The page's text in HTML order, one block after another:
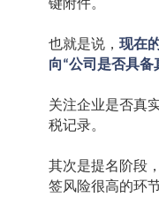
键附件。
也就是说， 现在
向“公司是否具备
关注企业是否真
税记录。
其次是提名阶段
签风险很高的环节